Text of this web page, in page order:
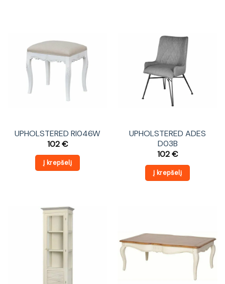
UPHOLSTERED RI046W
102€
Į krepšelį
UPHOLSTERED ADES
D03B
102€
Į krepšelį